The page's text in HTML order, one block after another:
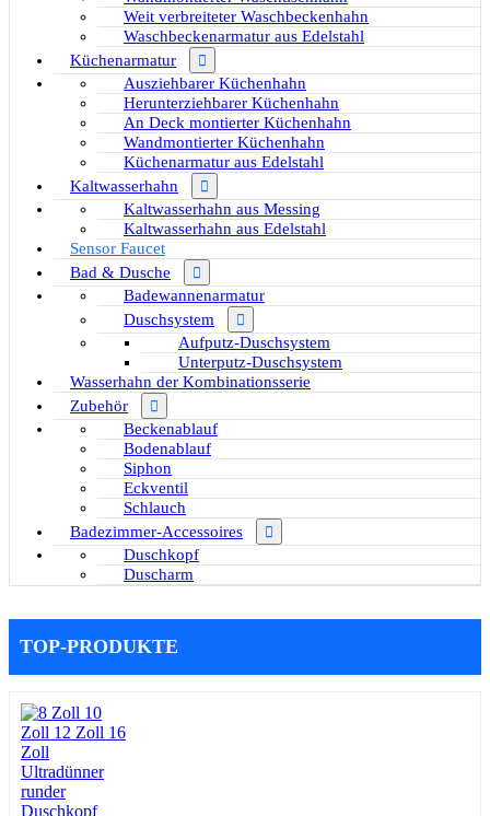
Weit verbreiteter Waschbeckenhahn
Waschbeckenarmatur aus Edelstahl
Küchenarmatur
Ausziehbarer Küchenhahn
Herunterziehbarer Küchenhahn
An Deck montierter Küchenhahn
Wandmontierter Küchenhahn
Küchenarmatur aus Edelstahl
Kaltwasserhahn
Kaltwasserhahn aus Messing
Kaltwasserhahn aus Edelstahl
Sensor Faucet
Bad & Dusche
Badewannenarmatur
Duschsystem
Aufputz-Duschsystem
Unterputz-Duschsystem
Wasserhahn der Kombinationsserie
Zubehör
Beckenablauf
Bodenablauf
Siphon
Eckventil
Schlauch
Badezimmer-Accessoires
Duschkopf
Duscharm
TOP-PRODUKTE